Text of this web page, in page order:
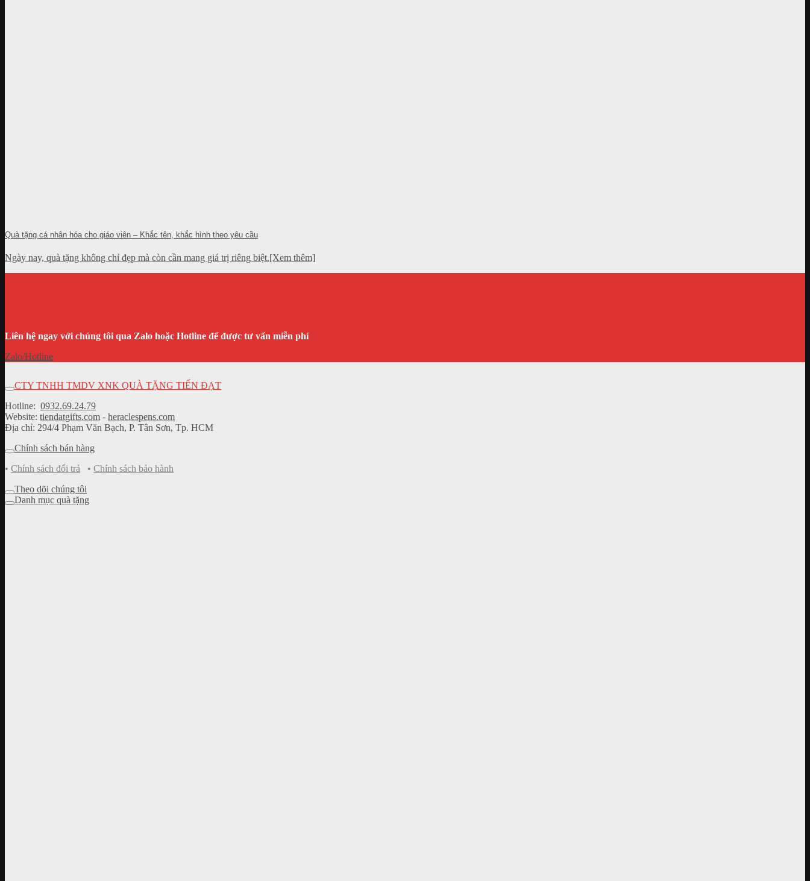
Quà tặng cá nhân hóa cho giáo viên – Khắc tên, khắc hình theo yêu cầu
Ngày nay, quà tặng không chỉ đẹp mà còn cần mang giá trị riêng biệt.[Xem thêm]
Liên hệ ngay với chúng tôi qua Zalo hoặc Hotline để được tư vấn miễn phí
Zalo/Hotline
CTY TNHH TMDV XNK QUÀ TẶNG TIẾN ĐẠT
Hotline: 0932.69.24.79
Website: tiendatgifts.com - heraclespens.com
Địa chỉ: 294/4 Phạm Văn Bạch, P. Tân Sơn, Tp. HCM
Chính sách bán hàng
• Chính sách đổi trả • Chính sách bảo hành
Theo dõi chúng tôi
Danh mục quà tặng